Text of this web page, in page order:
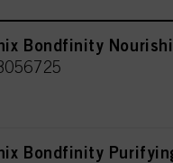
Bondfinity
Bondfinity